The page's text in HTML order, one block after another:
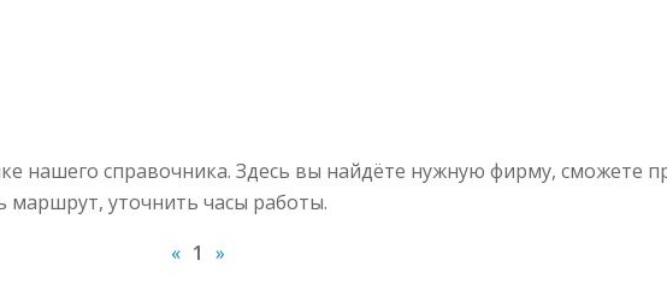
нашего справочника. Здесь вы найдёте нужную фирму, сможете
маршрут, уточнить часы работы.
« 1 »